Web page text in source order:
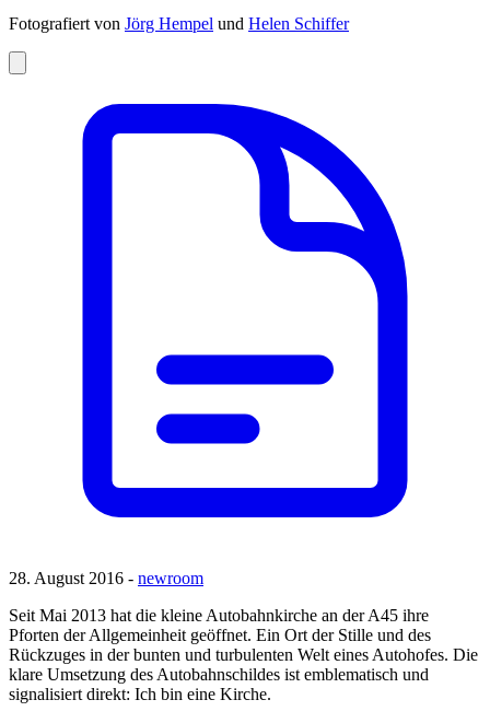
Fotografiert von Jörg Hempel und Helen Schiffer
28. August 2016 - newroom
Seit Mai 2013 hat die kleine Autobahnkirche an der A45 ihre
Pforten der Allgemeinheit geöffnet. Ein Ort der Stille und des
Rückzuges in der bunten und turbulenten Welt eines Autohofes. Die
klare Umsetzung des Autobahnschildes ist emblematisch und
signalisiert direkt: Ich bin eine Kirche.